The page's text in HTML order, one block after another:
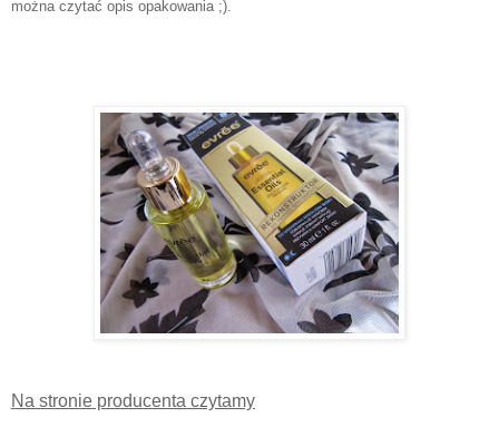
można czytać opis opakowania ;).
Na stronie producenta czytamy